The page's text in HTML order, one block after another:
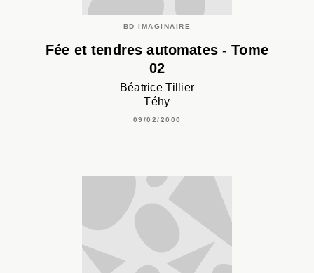
BD IMAGINAIRE
Fée et tendres automates - Tome
02
Béatrice Tillier
Téhy
09/02/2000